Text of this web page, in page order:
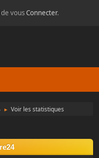
vousConnecter.
► Voir les statistiques